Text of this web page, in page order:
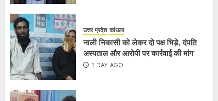
उत्तर प्रदेश कांधला
नाली निकासी को लेकर दो पक्ष भिड़े, दंपति
अस्पताल और आरोपी पर कार्रवाई की मांग
1 DAY AGO